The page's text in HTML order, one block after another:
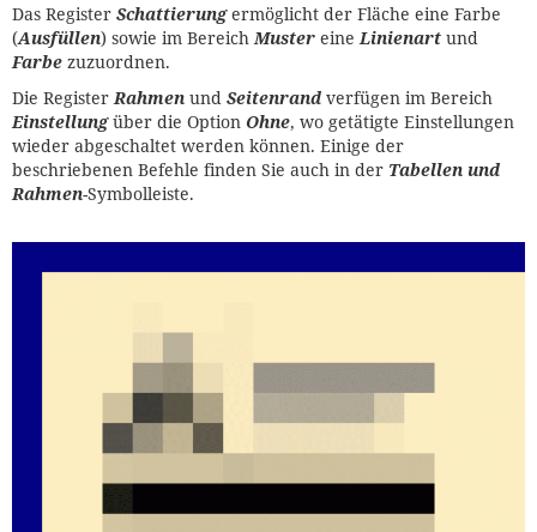
Das Register Schattierungermöglicht der Fläche eine Farbe
(Ausfüllen) sowie im Bereich Muster eine Linienart und
Farbe zuzuordnen.
Die Register Rahmen und Seitenrand verfügen im Bereich
Einstellungüber die Option Ohne, wo getätigte Einstellungen
wieder abgeschaltet werden können. Einige der
beschriebenen Befehle finden Sie auch in der Tabellen und
Rahmen-Symbolleiste.